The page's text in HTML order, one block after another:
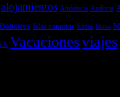
alojamientos Andalucía Andorra
Islas canarias Italia libros
Vacacionesviajes